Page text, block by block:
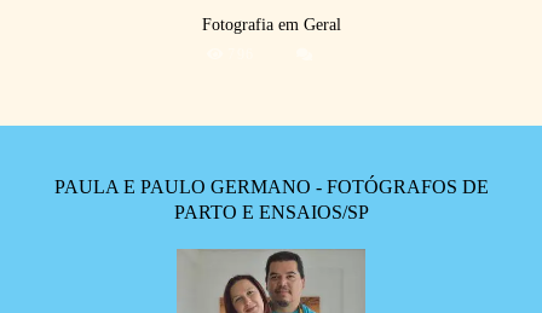
Fotografia em Geral
PAULA E PAULO GERMANO - FOTÓGRAFOS DE
PARTO E ENSAIOS/SP